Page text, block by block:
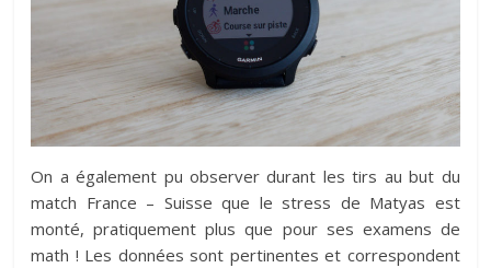
On a également pu observer durant les tirs au but du
match France – Suisse que le stress de Matyas est
monté, pratiquement plus que pour ses examens de
math ! Les données sont pertinentes et correspondent